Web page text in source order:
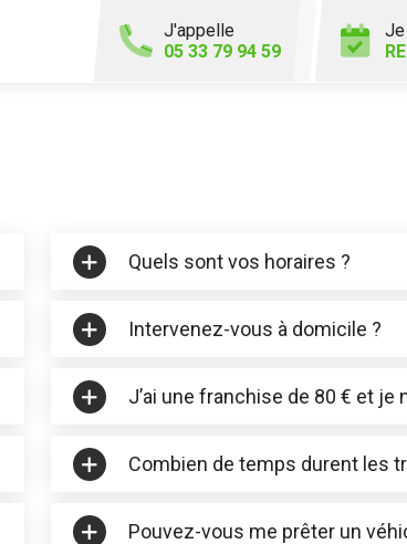
J'appelle
05 33 79 94 59
Quels sont vos horaires ?
Intervenez-vous à domicile ?
J’ai une franchise de 80 € et je
Combien de temps durent les
Pouvez-vous me prêter un